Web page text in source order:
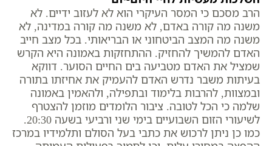
הרב מסכם כי המסר העיקרי הוא לא לעזוב ידיים. לא
משנה מה קורה באדם, לא משנה מה קורה במדינה, לא
משנה מה המצב הביטחוני או הבריאותי. בכל מצב חייב
האדם להמשיך להחזיק. ההתחזקות באמונה היא הקרש
שמציל את האדם מטביעה בים החיים הסוער. דווקא
בעיתות משבר נדרש האדם להעמיק את אחיזתו בתורה
ובמצוות, להרבות בלימוד ובתפילה, ולהאמין באמונה
שלמה כי הכל לטובה. ציבור הלומדים מוזמן להצטרף
לשיעורי הזום השבועיים בימי שני ורביעי בשעה 20:30.
כמו כן ניתן לרכוש את כתבי בעל הסולם ותלמידיו במרכז